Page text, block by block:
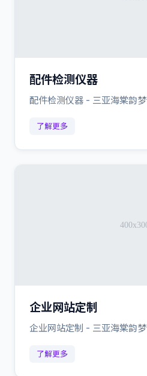
配件检测仪器
配件检测仪器 - 三亚海棠韵梦
了解更多
企业网站定制
企业网站定制 - 三亚海棠韵梦
了解更多